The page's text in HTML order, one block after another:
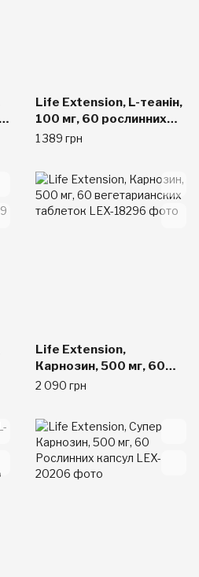
Life Extension, L-теанін,
100 мг, 60 рослинних
капсул
1 389 грн
Life Extension,
Карнозин, 500 мг, 60
вегетарианских
2 090 грн